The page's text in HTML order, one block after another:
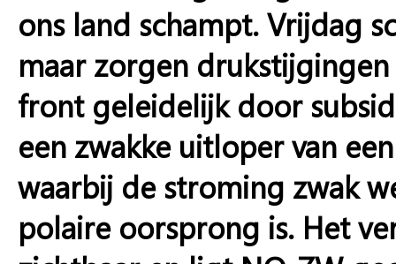
ons land schampt. Vrijdag
maar zorgen
front geleidelijk door
een zwakke uitloper van
waarbij de stroming zwak
polaire oorsprong is. Het